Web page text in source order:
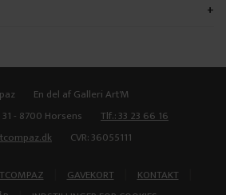
En del af Galleri Art'M
- 8700 Horsens
Tlf.: 33 23 66 16
CVR: 36055111
GAVEKORT KONTAKT